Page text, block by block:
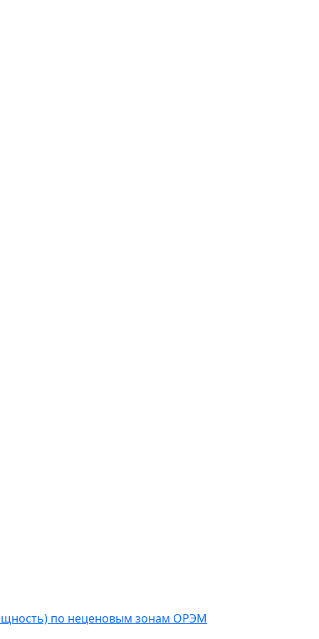
по неценовым зонам ОРЭМ